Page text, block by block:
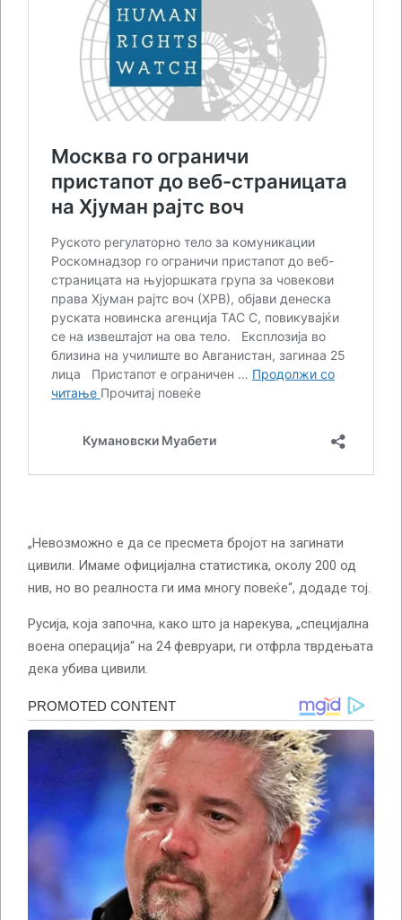
„Невозможно е да се пресмета бројот на загинати
цивили. Имаме официјална статистика, околу 200 од
нив, но во реалноста ги има многу повеќе“, додаде тој.
Русија, која започна, како што ја нарекува, „специјална
воена операција“ на 24 февруари, ги отфрла тврдењата
дека убива цивили.